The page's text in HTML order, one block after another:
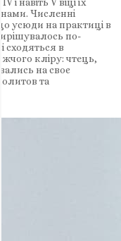
Численні
усюди на практиці в
по-
сходяться в
кліру: чтець,
на своє
та